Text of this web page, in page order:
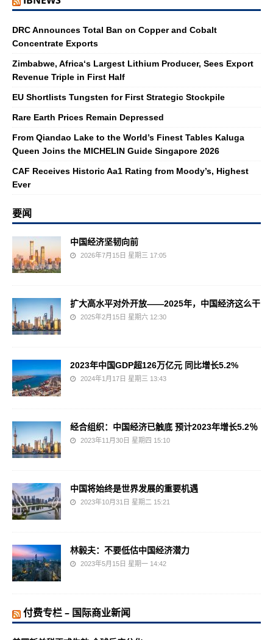
DRC Announces Total Ban on Copper and Cobalt
Concentrate Exports
Zimbabwe, Africa‘s Largest Lithium Producer, Sees Export
Revenue Triple in First Half
EU Shortlists Tungsten for First Strategic Stockpile
Rare Earth Prices Remain Depressed
From Qiandao Lake to the World’s Finest Tables Kaluga
Queen Joins the MICHELIN Guide Singapore 2026
CAF Receives Historic Aa1 Rating from Moody’s, Highest
Ever
要闻
中国经济坚韧向前
2026年7月15日 星期三 17:05
扩大高水平对外开放——2025年，中国经济这么干
2025年2月15日 星期六 12:30
2023年中国GDP超126万亿元 同比增长5.2%
2024年1月17日 星期三 13:43
经合组织：中国经济已触底 预计2023年增长5.2％
2023年11月30日 星期四 15:10
中国将始终是世界发展的重要机遇
2023年10月31日 星期二 15:21
林毅夫：不要低估中国经济潜力
2023年5月15日 星期一 14:42
付费专栏 – 国际商业新闻